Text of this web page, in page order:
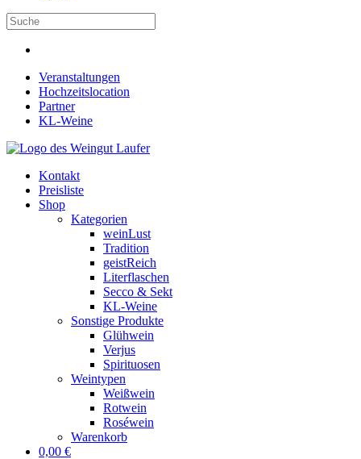
Veranstaltungen
Hochzeitslocation
Partner
KL-Weine
Kontakt
Preisliste
Shop
Kategorien
weinLust
Tradition
geistReich
Literflaschen
Secco & Sekt
KL-Weine
Sonstige Produkte
Glühwein
Verjus
Spirituosen
Weintypen
Weißwein
Rotwein
Roséwein
Warenkorb
0,00 €